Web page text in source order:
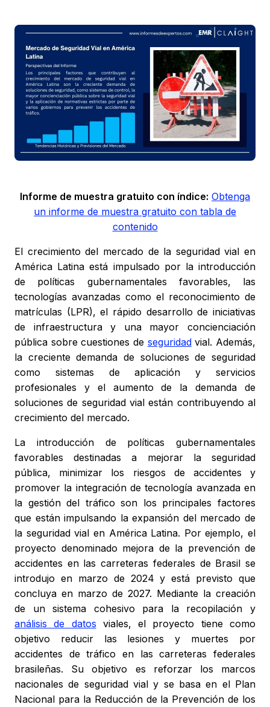
Informe de muestra gratuito con índice: Obtenga
un informe de muestra gratuito con tabla de
contenido
El crecimiento del mercado de la seguridad vial en
América Latina está impulsado por la introducción
de políticas gubernamentales favorables, las
tecnologías avanzadas como el reconocimiento de
matrículas (LPR), el rápido desarrollo de iniciativas
de infraestructura y una mayor concienciación
pública sobre cuestiones de seguridadvial. Además,
la creciente demanda de soluciones de seguridad
como sistemas de aplicación y servicios
profesionales y el aumento de la demanda de
soluciones de seguridad vial están contribuyendo al
crecimiento del mercado.
La introducción de políticas gubernamentales
favorables destinadas a mejorar la seguridad
pública, minimizar los riesgos de accidentes y
promover la integración de tecnología avanzada en
la gestión del tráfico son los principales factores
que están impulsando la expansión del mercado de
la seguridad vial en América Latina. Por ejemplo, el
proyecto denominado mejora de la prevención de
accidentes en las carreteras federales de Brasil se
introdujo en marzo de 2024 y está previsto que
concluya en marzo de 2027. Mediante la creación
de un sistema cohesivo para la recopilación y
análisis de datos viales, el proyecto tiene como
objetivo reducir las lesiones y muertes por
accidentes de tráfico en las carreteras federales
brasileñas. Su objetivo es reforzar los marcos
nacionales de seguridad vial y se basa en el Plan
Nacional para la Reducción de la Prevención de los